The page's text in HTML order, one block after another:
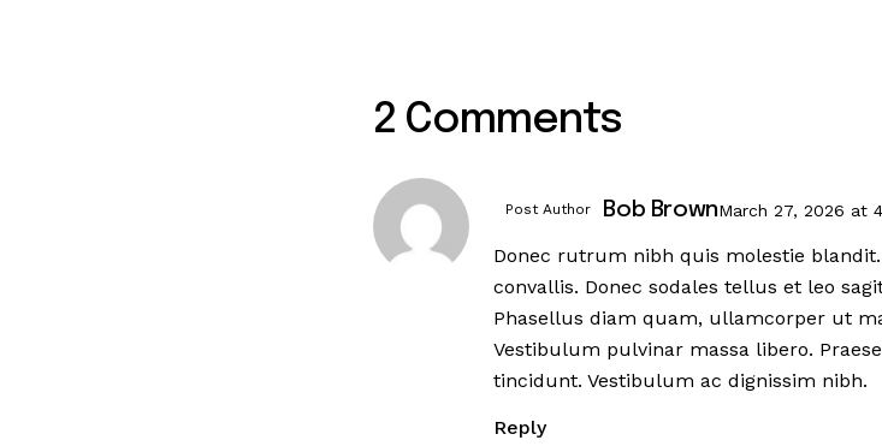
2 Comments
Post Author Bob BrownMarch 27, 2026 at
Donec rutrum nibh quis molestie
convallis. Donec sodales tellus et leo
Phasellus diam quam, ullamcorper ut
Vestibulum pulvinar massa libero.
tincidunt. Vestibulum ac dignissim nibh.
Reply